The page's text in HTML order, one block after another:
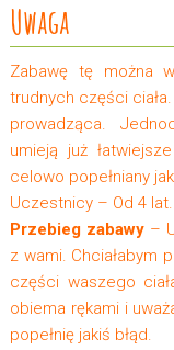
Uwaga
Zabawę tę można
trudnych części
prowadząca.
umieją już
celowo popełniany
Uczestnicy – Od 4 lat.
Przebieg zabawy–
z wami. Chciałabym
części waszego
obiema rękami i
popełnię jakiś błąd.